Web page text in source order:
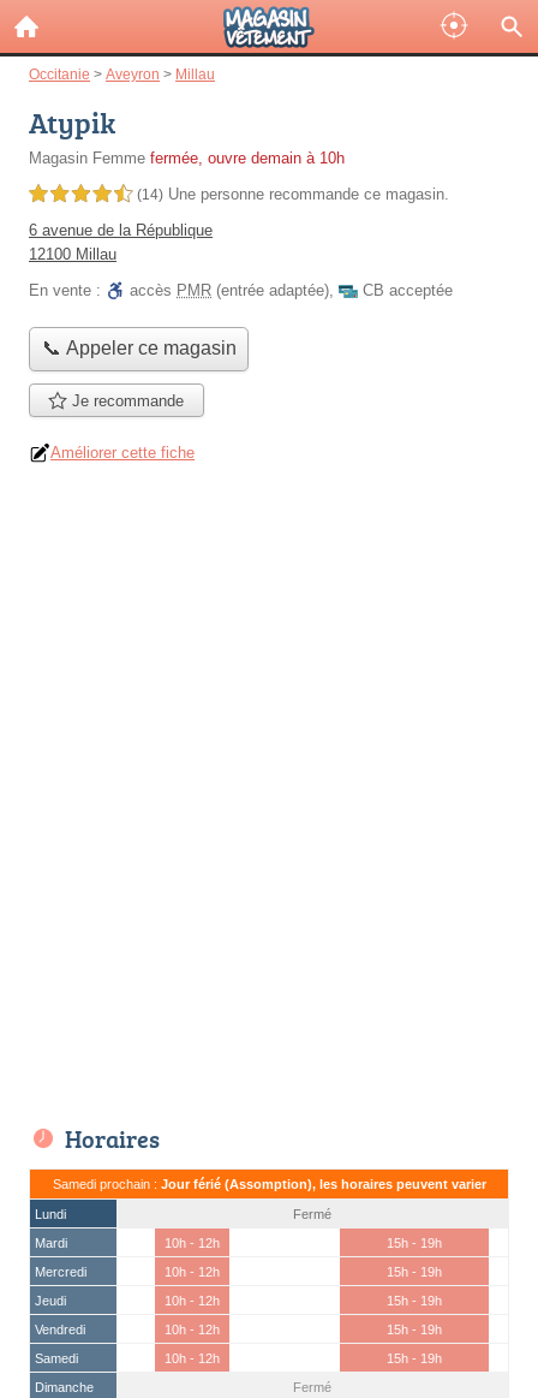
Occitanie > Aveyron > Millau
Atypik
Magasin Femme fermée, ouvre demain à 10h
4,5 étoiles sur 5 (14) Une personne recommande ce magasin.
6 avenue de la République
12100 Millau
En vente :
accès PMR (entrée adaptée), CB acceptée
📞 Appeler ce magasin
Je recommande
Améliorer cette fiche
Horaires
Samedi prochain : Jour férié (Assomption), les horaires peuvent varier
Lundi
Fermé
Mardi
10h - 12h
15h - 19h
Mercredi
10h - 12h
15h - 19h
Jeudi
10h - 12h
15h - 19h
Vendredi
10h - 12h
15h - 19h
Samedi
10h - 12h
15h - 19h
Dimanche
Fermé